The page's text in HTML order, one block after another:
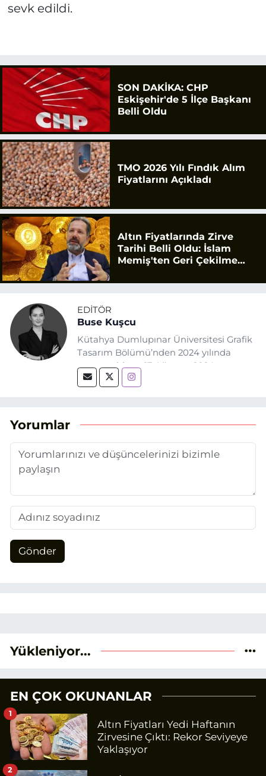
sevk edildi.
SON DAKİKA: CHP
Eskişehir'de 5 İlçe Başkanı
Belli Oldu
TMO 2026 Yılı Fındık Alım
Fiyatlarını Açıkladı
Altın Fiyatlarında Zirve
Tarihi Belli Oldu: İslam
Memiş'ten Geri Çekilme
EDITÖR
Buse Kuşcu
Kütahya Dumlupınar Üniversitesi Grafik
Tasarım Bölümü’nden 2024 yılında
mezun oldum. 17 Ağustos 2024
tarihinde, Grafik Tasarım alanında staj
adım attım.
Yorumlar
Gönder
Yükleniyor...
EN ÇOK OKUNANLAR
Altın Fiyatları Yedi Haftanın
Zirvesine Çıktı: Rekor Seviyeye
Yaklaşıyor
1
2